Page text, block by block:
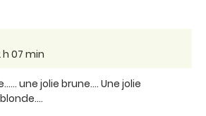
h 07 min
une jolie brune.... Une jolie